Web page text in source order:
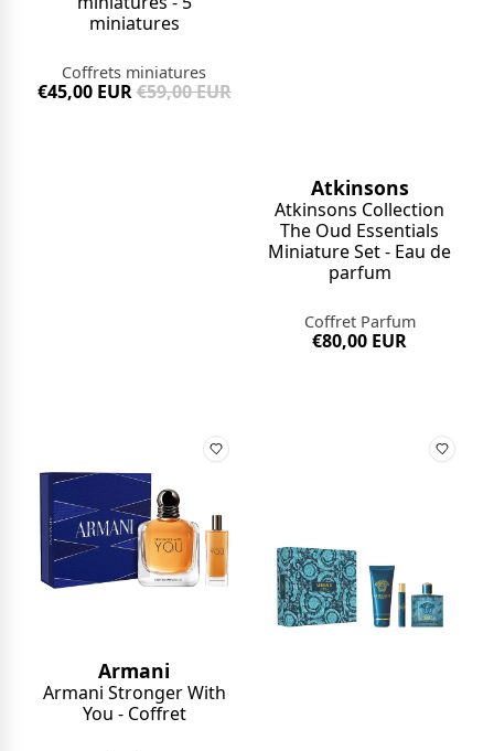
miniatures
Coffrets miniatures
€45,00 EUR€59,00 EUR
Atkinsons
Atkinsons Collection
The Oud Essentials
Miniature Set - Eau de
parfum
Coffret Parfum
€80,00 EUR
Armani
Armani Stronger With
You - Coffret